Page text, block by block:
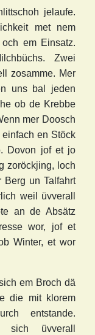
jelaufe.
met nem
em Einsatz.
Zwei
zosamme. Mer
uns bal jeden
ob de Krebbe
mer Doosch
en Stöck
Dovon jof et jo
zoröckjing, loch
un Talfahrt
weil üvverall
an de Absätz
wor, jof et
Winter, et wor
em Broch dä
die mit klorem
entstande.
sich üvverall